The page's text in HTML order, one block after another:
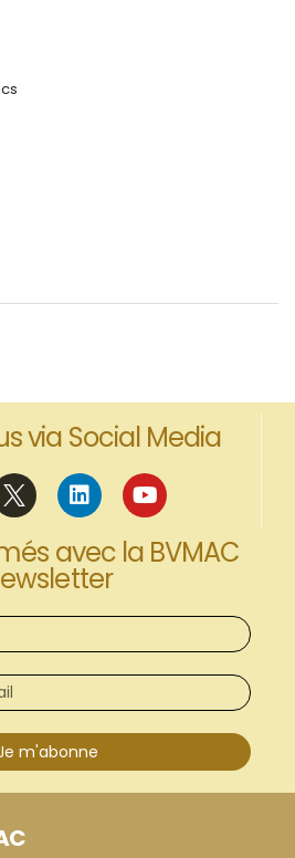
via Social Media
avec la BVMAC
m'abonne